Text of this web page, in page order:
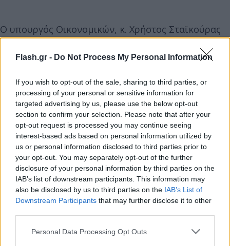
Flash.gr - Do Not Process My Personal Information
If you wish to opt-out of the sale, sharing to third parties, or
processing of your personal or sensitive information for
targeted advertising by us, please use the below opt-out
section to confirm your selection. Please note that after your
opt-out request is processed you may continue seeing
interest-based ads based on personal information utilized by
us or personal information disclosed to third parties prior to
your opt-out. You may separately opt-out of the further
disclosure of your personal information by third parties on the
IAB’s list of downstream participants. This information may
also be disclosed by us to third parties on the IAB’s List of
Downstream Participants that may further disclose it to other
Please note that this website/app uses one or more Google
Personal Data Processing Opt Outs
Ο υπουργός Οικονομικών, κ. Χρήστος Σταϊκούρας
και ο υφυπουργός Φορολογικής Πολιτικής και
Δημόσιας Περιουσίας, κ. Απόστολος Βεσυρόπουλος
«Η Κυβέρνηση, έχοντας πλήρη συναίσθηση των
δυσκολιών που αντιμετωπίζουν οι πολίτες αλλά
και του αυξημένου φόρτου εργασίας των λογιστών
και φοροτεχνικών το τελευταίο διάστημα, λόγω της
ενεργειακής κρίσης που απαιτεί την υποβολή
αιτήσεων σε ποικίλες ηλεκτρονικές πλατφόρμες
ενισχύσεων, αλλά και λόγω της πανδημίας που
οδηγεί σε καθυστερήσεις των εργασιών πολιτών
δηλώσεων μέχρι τις 30 Αυγούστου. Πρόκειται για